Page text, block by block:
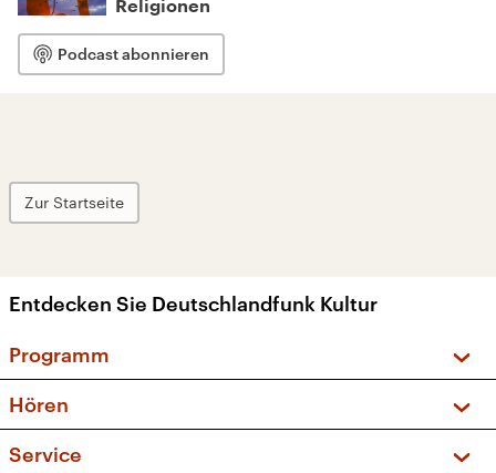
Religionen
Podcast abonnieren
Zur Startseite
Entdecken Sie Deutschlandfunk Kultur
Programm
Sendungen und Podcasts
Musikliste
Hören
Service